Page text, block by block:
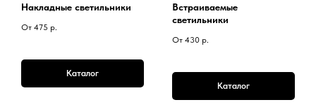
Накладные светильники
От 475 р.
Каталог
Встраиваемые
светильники
От 430 р.
Каталог